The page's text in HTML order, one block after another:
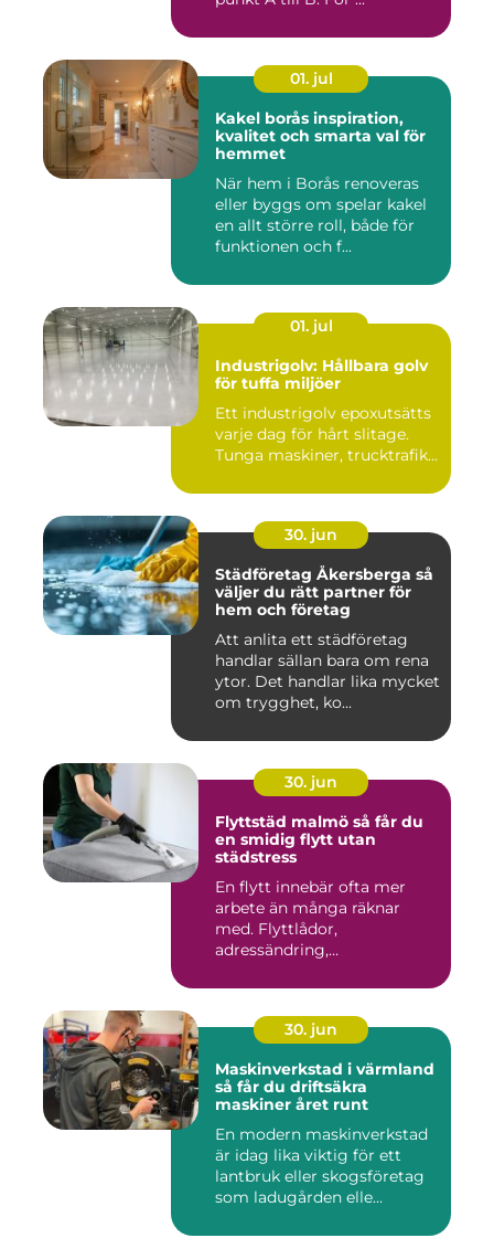
01. jul
Kakel borås inspiration,
kvalitet och smarta val för
hemmet
När hem i Borås renoveras
eller byggs om spelar kakel
en allt större roll, både för
funktionen och f...
01. jul
Industrigolv: Hållbara golv
för tuffa miljöer
Ett industrigolv epoxutsätts
varje dag för hårt slitage.
Tunga maskiner, trucktrafik...
30. jun
Städföretag Åkersberga så
väljer du rätt partner för
hem och företag
Att anlita ett städföretag
handlar sällan bara om rena
ytor. Det handlar lika mycket
om trygghet, ko...
30. jun
Flyttstäd malmö så får du
en smidig flytt utan
städstress
En flytt innebär ofta mer
arbete än många räknar
med. Flyttlådor,
adressändring,
30. jun
Maskinverkstad i värmland
så får du driftsäkra
maskiner året runt
En modern maskinverkstad
är idag lika viktig för ett
lantbruk eller skogsföretag
som ladugården elle...